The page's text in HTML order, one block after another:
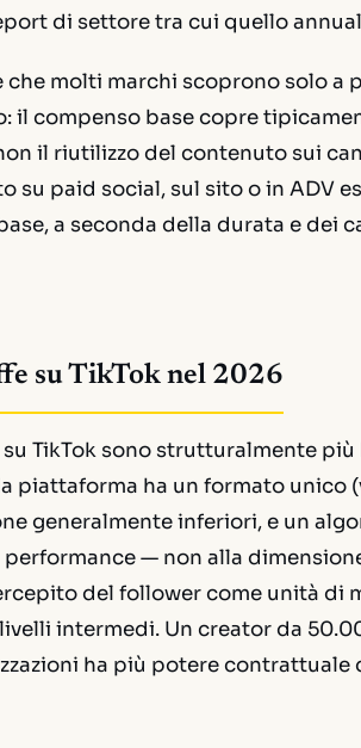
di settore tra cui quello
che molti marchi scoprono solo
il compenso base copre
il riutilizzo del contenuto sui
su paid social, sul sito o in ADV
a seconda della durata e dei
su TikTok nel 2026
su TikTok sono strutturalmente
piattaforma ha un formato unico
generalmente inferiori, e un
performance — non alla
del follower come unità di
intermedi. Un creator da
ha più potere